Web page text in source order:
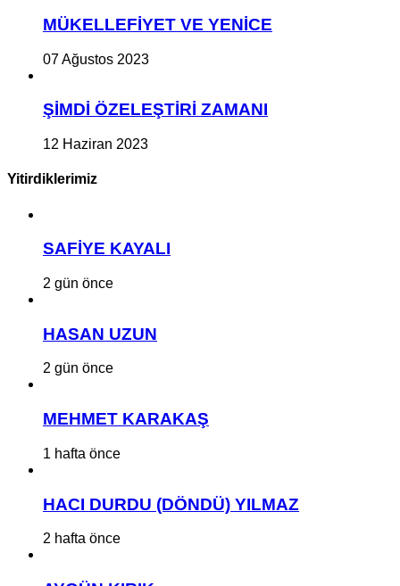
MÜKELLEFİYET VE YENİCE
07 Ağustos 2023
ŞİMDİ ÖZELEŞTİRİ ZAMANI
12 Haziran 2023
Yitirdiklerimiz
SAFİYE KAYALI
2 gün önce
HASAN UZUN
2 gün önce
MEHMET KARAKAŞ
1 hafta önce
HACI DURDU (DÖNDÜ) YILMAZ
2 hafta önce